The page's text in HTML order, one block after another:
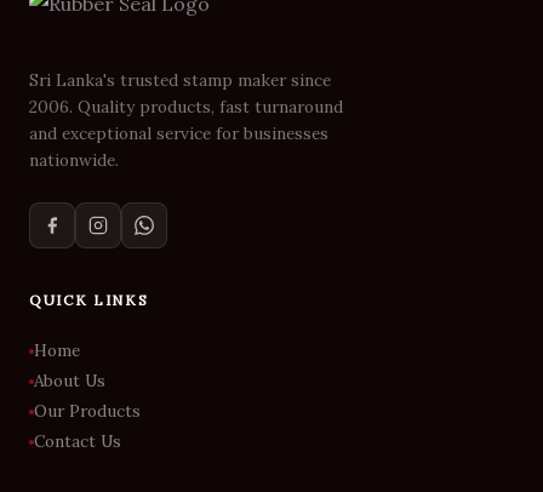
Sri Lanka's trusted stamp maker since
2006. Quality products, fast turnaround
and exceptional service for businesses
nationwide.
QUICK LINKS
Home
About Us
Our Products
Contact Us